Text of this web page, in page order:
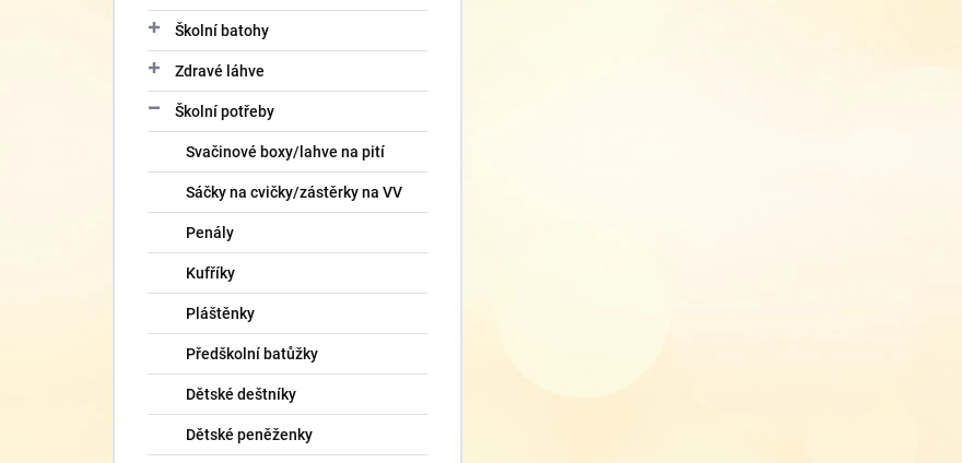
Školní batohy
Zdravé láhve
Školní potřeby
Svačinové boxy/lahve na pití
Sáčky na cvičky/zástěrky na VV
Penály
Kufříky
Pláštěnky
Předškolní batůžky
Dětské deštníky
Dětské peněženky